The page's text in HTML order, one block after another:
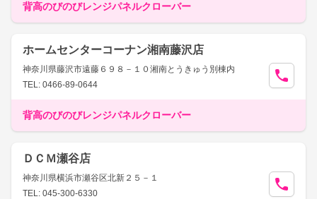
背高のびのびレンジパネルクローバー
ホームセンターコーナン湘南藤沢店
神奈川県藤沢市遠藤６９８－１０湘南とうきゅう別棟内
TEL: 0466-89-0644
背高のびのびレンジパネルクローバー
ＤＣＭ瀬谷店
神奈川県横浜市瀬谷区北新２５－１
TEL: 045-300-6330